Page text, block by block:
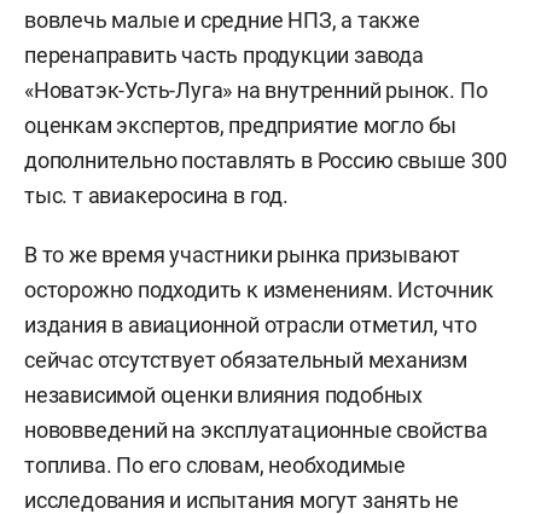
вовлечь малые и средние НПЗ, а также
перенаправить часть продукции завода
«Новатэк-Усть-Луга» на внутренний рынок. По
оценкам экспертов, предприятие могло бы
дополнительно поставлять в Россию свыше 300
тыс. т авиакеросина в год.
В то же время участники рынка призывают
осторожно подходить к изменениям. Источник
издания в авиационной отрасли отметил, что
сейчас отсутствует обязательный механизм
независимой оценки влияния подобных
нововведений на эксплуатационные свойства
топлива. По его словам, необходимые
исследования и испытания могут занять не